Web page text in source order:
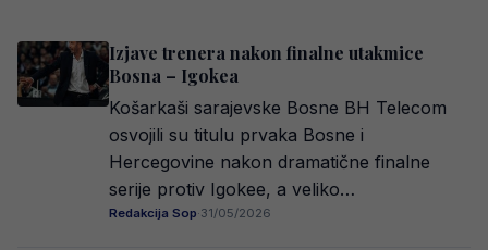
Izjave trenera nakon finalne utakmice
Bosna – Igokea
Košarkaši sarajevske Bosne BH Telecom
osvojili su titulu prvaka Bosne i
Hercegovine nakon dramatične finalne
serije protiv Igokee, a veliko…
Redakcija Sop·31/05/2026